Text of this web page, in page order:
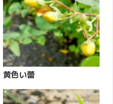
黄色い蕾